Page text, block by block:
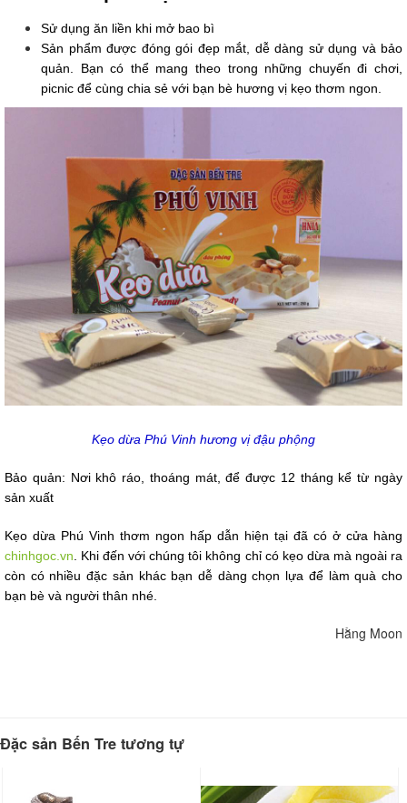
Sử dụng ăn liền khi mở bao bì
Sản phẩm được đóng gói đẹp mắt, dễ dàng sử dụng và bảo
quản. Bạn có thể mang theo trong những chuyến đi chơi,
picnic để cùng chia sẻ với bạn bè hương vị kẹo thơm ngon.
Kẹo dừa Phú Vinh hương vị đậu phộng
Bảo quản: Nơi khô ráo, thoáng mát, để được 12 tháng kể từ ngày
sản xuất
Kẹo dừa Phú Vinh thơm ngon hấp dẫn hiện tại đã có ở cửa hàng
chinhgoc.vn. Khi đến với chúng tôi không chỉ có kẹo dừa mà ngoài ra
còn có nhiều đặc sản khác bạn dễ dàng chọn lựa để làm quà cho
bạn bè và người thân nhé.
Hằng Moon
Đặc sản Bến Tre tương tự